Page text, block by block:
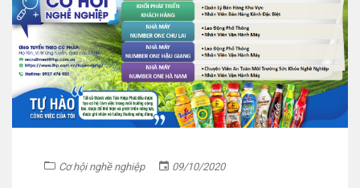
Cơ hội nghề nghiệp 09/10/2020